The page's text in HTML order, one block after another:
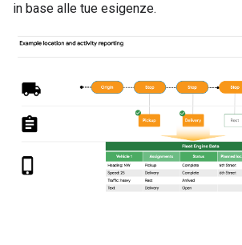
in base alle tue esigenze.